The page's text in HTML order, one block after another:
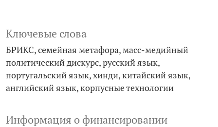
Ключевые слова
БРИКС семейная метафора масс-медийный
политический дискурс русский язык
португальский язык хинди китайский язык
английский язык корпусные технологии
Информация о финансировании